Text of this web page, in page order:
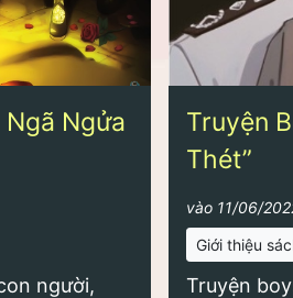
Ngửa
người,
Truyện
Thét”
vào 11/06/
Giới thiệu
Truyện